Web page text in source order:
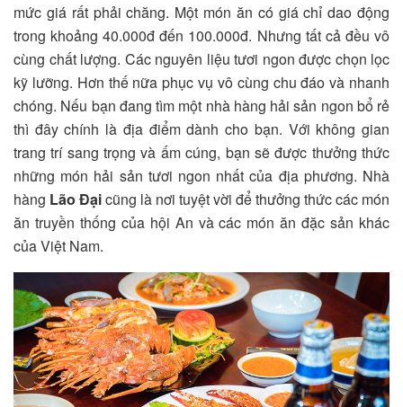
mức giá rất phải chăng. Một món ăn có giá chỉ dao động
trong khoảng 40.000đ đến 100.000đ. Nhưng tất cả đều vô
cùng chất lượng. Các nguyên liệu tươi ngon được chọn lọc
kỹ lưỡng. Hơn thế nữa phục vụ vô cùng chu đáo và nhanh
chóng. Nếu bạn đang tìm một nhà hàng hải sản ngon bổ rẻ
thì đây chính là địa điểm dành cho bạn. Với không gian
trang trí sang trọng và ấm cúng, bạn sẽ được thưởng thức
những món hải sản tươi ngon nhất của địa phương. Nhà
hàng Lão Đạicũng là nơi tuyệt vời để thưởng thức các món
ăn truyền thống của hội An và các món ăn đặc sản khác
của Việt Nam.